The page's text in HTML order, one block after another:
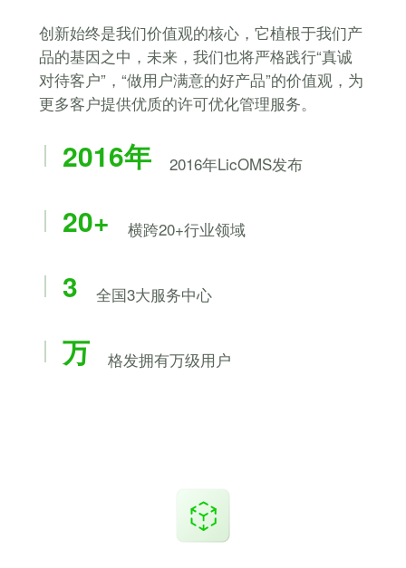
创新始终是我们价值观的核心，它植根于我们产
品的基因之中，未来，我们也将严格践行“真诚
对待客户”，“做用户满意的好产品”的价值观，为
更多客户提供优质的许可优化管理服务。
2016年 2016年LicOMS发布
20+ 横跨20+行业领域
3 全国3大服务中心
万 格发拥有万级用户